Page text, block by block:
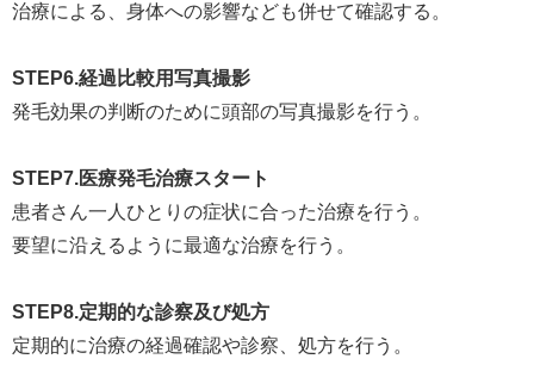
治療による、身体への影響なども併せて確認する。
STEP6.経過比較用写真撮影
発毛効果の判断のために頭部の写真撮影を行う。
STEP7.医療発毛治療スタート
患者さん一人ひとりの症状に合った治療を行う。
要望に沿えるように最適な治療を行う。
STEP8.定期的な診察及び処方
定期的に治療の経過確認や診察、処方を行う。